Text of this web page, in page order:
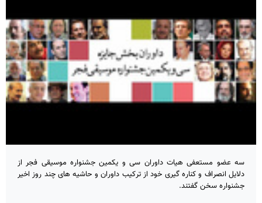
سه عضو مستعفی هیات داوران سی و یکمین جشنواره موسیقی فجر از
دلایل انصراف و کناره گیری خود از ترکیب داوران و حاشیه های چند روز اخیر
جشنواره سخن گفتند.